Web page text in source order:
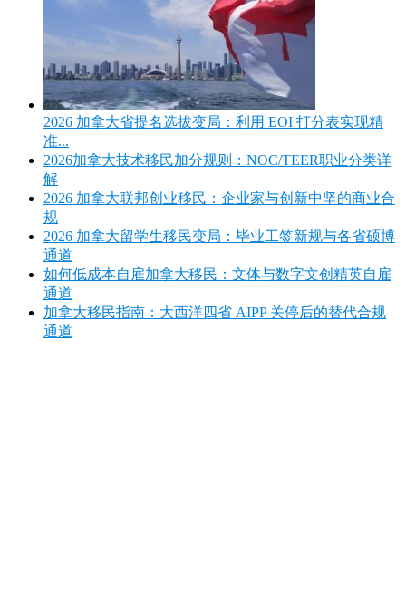
2026 加拿大省提名选拔变局：利用 EOI 打分表实现精
准...
2026加拿大技术移民加分规则：NOC/TEER职业分类详
解
2026 加拿大联邦创业移民：企业家与创新中坚的商业合
规
2026 加拿大留学生移民变局：毕业工签新规与各省硕博
通道
如何低成本自雇加拿大移民：文体与数字文创精英自雇
通道
加拿大移民指南：大西洋四省 AIPP 关停后的替代合规
通道